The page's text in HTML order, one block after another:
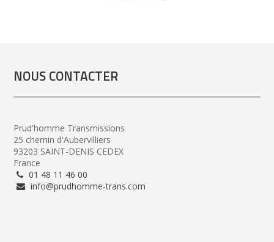
NOUS CONTACTER
Prud'homme Transmissions
25 chemin d'Aubervilliers
93203 SAINT-DENIS CEDEX
France
01 48 11 46 00
info@prudhomme-trans.com